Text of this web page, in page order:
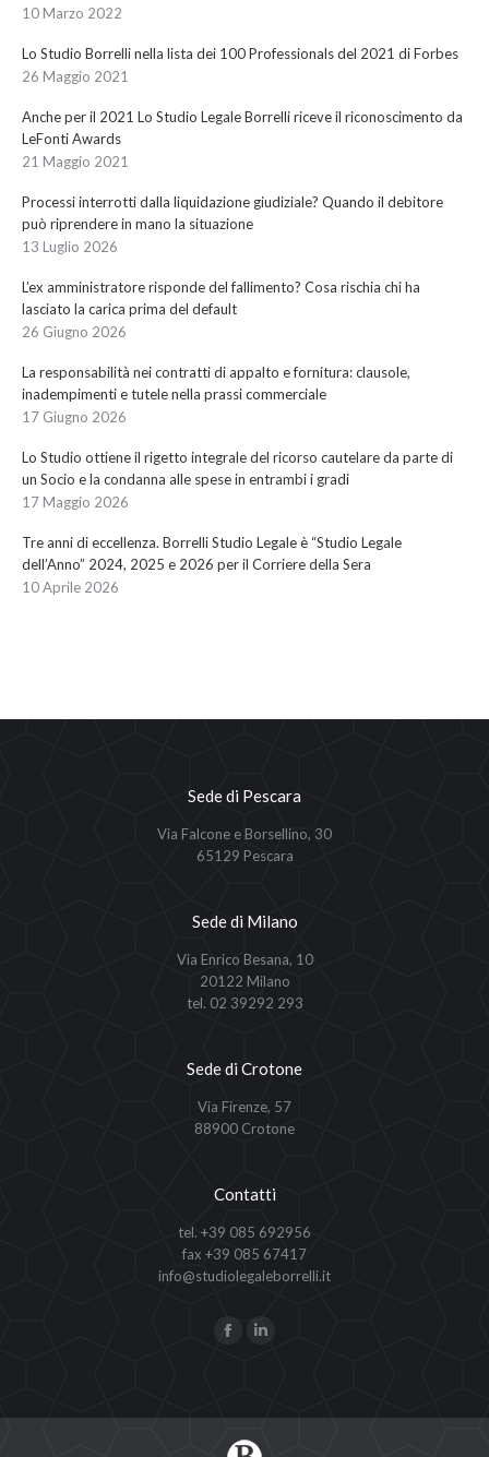
10 Marzo 2022
Lo Studio Borrelli nella lista dei 100 Professionals del 2021 di Forbes
26 Maggio 2021
Anche per il 2021 Lo Studio Legale Borrelli riceve il riconoscimento da
LeFonti Awards
21 Maggio 2021
Processi interrotti dalla liquidazione giudiziale? Quando il debitore
può riprendere in mano la situazione
13 Luglio 2026
L’ex amministratore risponde del fallimento? Cosa rischia chi ha
lasciato la carica prima del default
26 Giugno 2026
La responsabilità nei contratti di appalto e fornitura: clausole,
inadempimenti e tutele nella prassi commerciale
17 Giugno 2026
Lo Studio ottiene il rigetto integrale del ricorso cautelare da parte di
un Socio e la condanna alle spese in entrambi i gradi
17 Maggio 2026
Tre anni di eccellenza. Borrelli Studio Legale è “Studio Legale
dell’Anno” 2024, 2025 e 2026 per il Corriere della Sera
10 Aprile 2026
Sede di Pescara
Via Falcone e Borsellino, 30
65129 Pescara
Sede di Milano
Via Enrico Besana, 10
20122 Milano
tel. 02 39292 293
Sede di Crotone
Via Firenze, 57
88900 Crotone
Contatti
tel. +39 085 692956
fax +39 085 67417
info@studiolegaleborrelli.it
FacebookLinkedin